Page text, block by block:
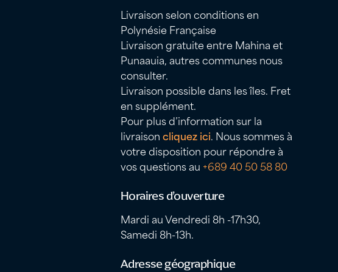
Livraison selon conditions en
Polynésie Française
Livraison gratuite entre Mahina et
Punaauia, autres communes nous
consulter.
Livraison possible dans les îles. Fret
en supplément.
Pour plus d’information sur la
livraisoncliquez ici. Nous sommes à
votre disposition pour répondre à
vos questions au +689 40 50 58 80
Horaires d’ouverture
Mardi au Vendredi 8h -17h30,
Samedi 8h-13h.
Adresse géographique